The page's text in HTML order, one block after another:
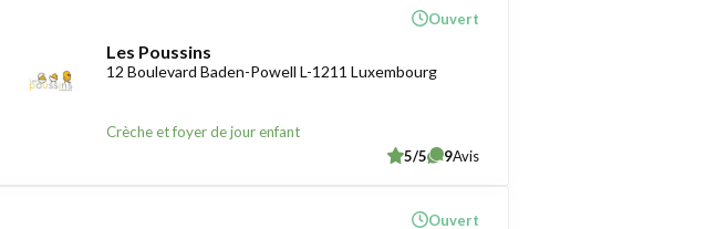
Les Poussins
12 Boulevard Baden-Powell L-1211 Luxembourg
Crèche et foyer de jour enfant
Ouvert
5/5 9Avis
Ouvert